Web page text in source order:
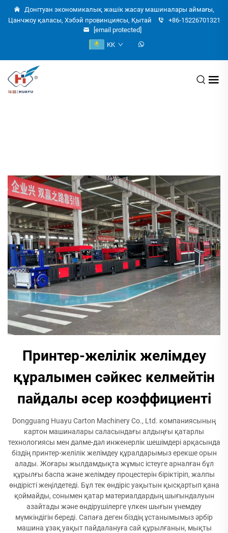
Донггуан экономикалық жәшік жасау машиналары аймағы,
Цанчжоу қаласы, Хэбэй провинциясы, Қытай
+86-15226701321
[email protected]
KK
Принтер-желілік желімдеу
құралымен сәйкес келмейтін
пайдалы әсер коэффициенті
Dongguang Huayu Carton Machinery Co., Ltd. компаниясының
картон машиналары саласындағы алдыңғы қатарлы
технологиясы мен дәлме-дәл инженерлік шешімдері арқасында
біздің принтер-желілік желімдеу құралдарымыз ерекше орын
алады. Жоғары жылдамдықта жұмыс істеуге арналған бұл
құрылғы баспа және желімдеу процестерін біріктіріп, жалпы
өндірісті жеңілдетеді. Бұл тек өндіріс уақытын қысқартып қана
қоймайды, сонымен қатар материалдардың шығындалуын
азайтады және өндірушілерге үлкен шығын үнемдеу
мүмкіндігін береді. Сапаға деген біздің ұстанымымыз әрбір
машина ұзақ уақыт пайдалануға сай құрылғанын, мықты